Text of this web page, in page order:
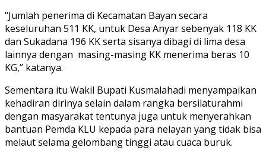
“Jumlah penerima di Kecamatan Bayan secara
keseluruhan 511 KK, untuk Desa Anyar sebenyak 118 KK
dan Sukadana 196 KK serta sisanya dibagi di lima desa
lainnya dengan masing-masing KK menerima beras 10
KG,” katanya.
Sementara itu Wakil Bupati Kusmalahadi menyampaikan
kehadiran dirinya selain dalam rangka bersilaturahmi
dengan masyarakat tentunya juga untuk menyerahkan
bantuan Pemda KLU kepada para nelayan yang tidak bisa
melaut selama gelombang tinggi atau cuaca buruk.